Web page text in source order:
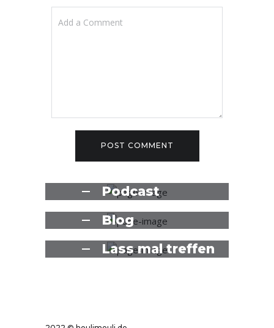
Podcast
Blog
Lass mal treffen